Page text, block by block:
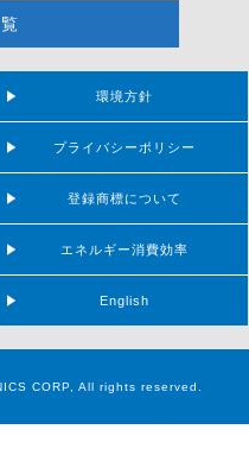
環境方針
プライバシーポリシー
登録商標について
エネルギー消費効率
English
CORP, All rights reserved.